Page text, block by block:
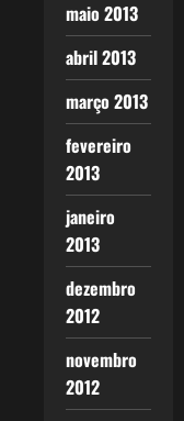
maio 2013
abril 2013
março 2013
fevereiro
2013
janeiro
2013
dezembro
2012
novembro
2012